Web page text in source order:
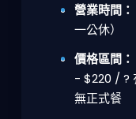
營業時間：
一公休）
價格區間：
- $220 / ?
無正式餐